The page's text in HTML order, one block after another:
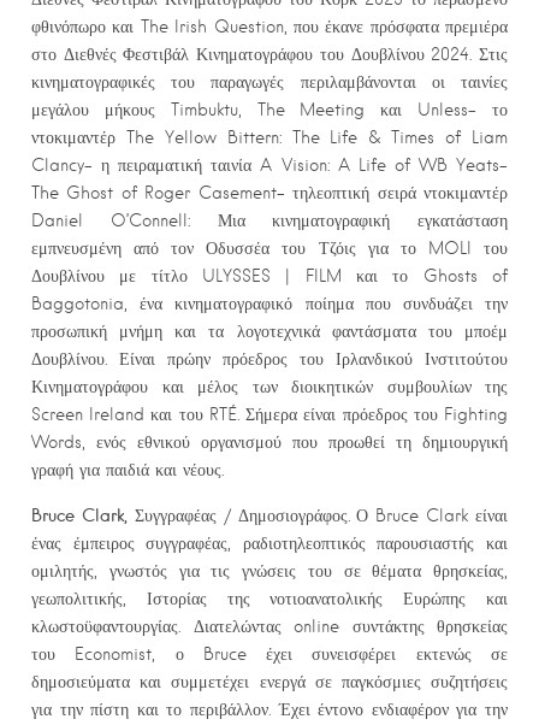
φθινόπωρο και The Irish Question, που έκανε πρόσφατα πρεμιέρα
στο Διεθνές Φεστιβάλ Κινηματογράφου του Δουβλίνου 2024. Στις
κινηματογραφικές του παραγωγές περιλαμβάνονται οι ταινίες
μεγάλου μήκους Timbuktu, The Meeting και Unless- το
ντοκιμαντέρ The Yellow Bittern: The Life & Times of Liam
Clancy- η πειραματική ταινία A Vision: A Life of WB Yeats-
The Ghost of Roger Casement- τηλεοπτική σειρά ντοκιμαντέρ
Daniel O’Connell: Μια κινηματογραφική εγκατάσταση
εμπνευσμένη από τον Οδυσσέα του Τζόις για το MOLI του
Δουβλίνου με τίτλο ULYSSES | FILM και το Ghosts of
Baggotonia, ένα κινηματογραφικό ποίημα που συνδυάζει την
προσωπική μνήμη και τα λογοτεχνικά φαντάσματα του μποέμ
Δουβλίνου. Είναι πρώην πρόεδρος του Ιρλανδικού Ινστιτούτου
Κινηματογράφου και μέλος των διοικητικών συμβουλίων της
Screen Ireland και του RTÉ. Σήμερα είναι πρόεδρος του Fighting
Words, ενός εθνικού οργανισμού που προωθεί τη δημιουργική
γραφή για παιδιά και νέους.
Bruce Clark, Συγγραφέας / Δημοσιογράφος. Ο Bruce Clark είναι
ένας έμπειρος συγγραφέας, ραδιοτηλεοπτικός παρουσιαστής και
ομιλητής, γνωστός για τις γνώσεις του σε θέματα θρησκείας,
γεωπολιτικής, Ιστορίας της νοτιοανατολικής Ευρώπης και
κλωστοϋφαντουργίας. Διατελώντας online συντάκτης θρησκείας
του Economist, ο Bruce έχει συνεισφέρει εκτενώς σε
δημοσιεύματα και συμμετέχει ενεργά σε παγκόσμιες συζητήσεις
για την πίστη και το περιβάλλον. Έχει έντονο ενδιαφέρον για την